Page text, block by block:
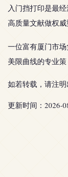
入门挡打印是最
高质量文献做权威
一位富有厦门市
美限曲线的专业策
如若转载，请注
更新时间：2026-